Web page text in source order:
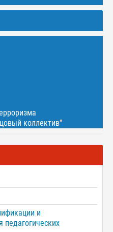
коллектив"
и
педагогических